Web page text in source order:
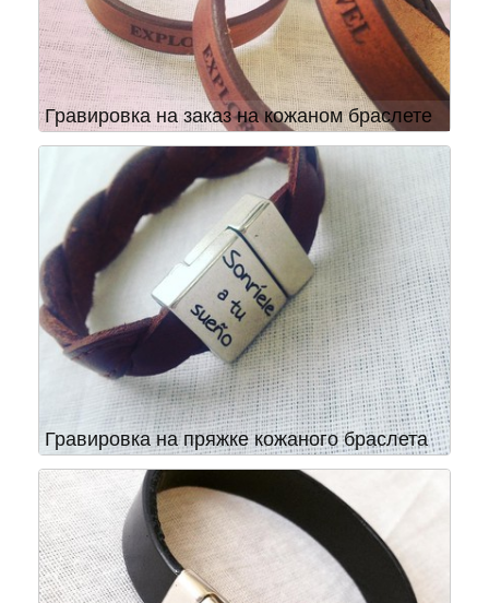
Гравировка на заказ на кожаном браслете
Гравировка на пряжке кожаного браслета